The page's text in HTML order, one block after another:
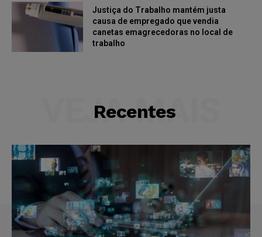
Justiça do Trabalho mantém justa
causa de empregado que vendia
canetas emagrecedoras no local de
trabalho
Recentes
VEJA MAIS